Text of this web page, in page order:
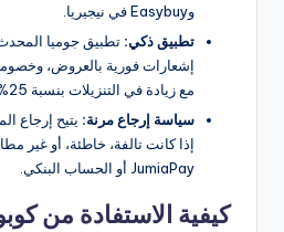
وEasybuy في نيجيريا.
تطبيق ذكي: تطبيق جوميا
إشعارات فورية بالعروض،
مع زيادة في التنزيلات بنسبة 25% في 2024.
سياسة إرجاع مرنة:
إذا كانت تالفة، خاطئة، أو غير
JumiaPay أو الحساب البنكي.
كيفية الاستفادة من